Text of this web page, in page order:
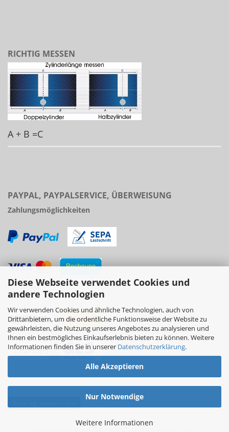
Diese Webseite verwendet Cookies und
andere Technologien
Wir verwenden Cookies und ähnliche Technologien, auch von
Drittanbietern, um die ordentliche Funktionsweise der Website zu
gewährleisten, die Nutzung unseres Angebotes zu analysieren und
Ihnen ein bestmögliches Einkaufserlebnis bieten zu können. Weitere
Informationen finden Sie in unserer Datenschutzerklärung.
Alle Akzeptieren
Nur Notwendige
Weitere Informationen
RICHTIG MESSEN
A + B =C
PAYPAL, PAYPALSERVICE, ÜBERWEISUNG
Zahlungsmöglichkeiten
Versand